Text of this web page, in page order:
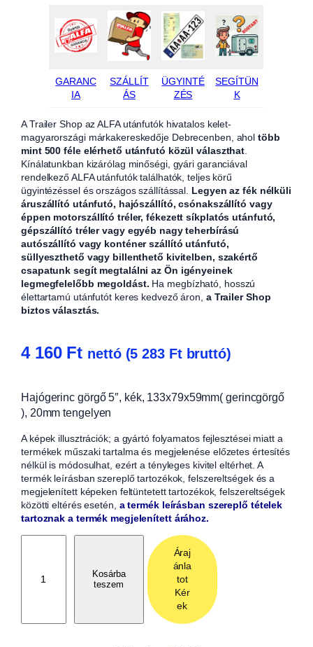
GARANC
IA
SZÁLLÍT
ÁS
ÜGYINTÉ
ZÉS
SEGÍTÜN
K
A Trailer Shop az ALFA utánfutók hivatalos kelet-
magyarországi márkakereskedője Debrecenben, aholtöbb
mint 500 féle elérhető utánfutó közül választhat
Kínálatunkban kizárólag minőségi, gyári garanciával
rendelkező ALFA utánfutók találhatók, teljes körű
ügyintézéssel és országos szállítással. Legyen az fék nélküli
áruszállító utánfutó, hajószállító, csónakszállító vagy
éppen motorszállító tréler, fékezett síkplatós utánfutó,
gépszállító tréler vagy egyéb nagy teherbírású
autószállító vagy konténer szállító utánfutó,
süllyeszthető vagy billenthető kivitelben, szakértő
csapatunk segít megtalálni az Ön igényeinek
legmegfelelőbb megoldást. Ha megbízható, hosszú
élettartamú utánfutót keres kedvező áron, a Trailer Shop
biztos választás.
4 160 Ft nettó (5 283 Ftbruttó)
Hajógerinc görgő 5″, kék, 133x79x59mm( gerincgörgő
), 20mm tengelyen
A képek illusztrációk; a gyártó folyamatos fejlesztései miatt a
termékek műszaki tartalma és megjelenése előzetes értesítés
nélkül is módosulhat, ezért a tényleges kivitel eltérhet. A
termék leírásban szereplő tartozékok, felszereltségek és a
megjelenített képeken feltüntetett tartozékok, felszereltségek
közötti eltérés esetén, a termék leírásban szereplő tételek
tartoznak a termék megjelenített árához.
Kosárba
teszem
Áraj
ánla
tot
Kér
ek